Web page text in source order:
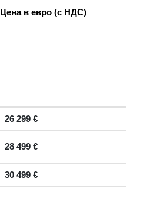
Цена в евро (с НДС)
26 299 €
28 499 €
30 499 €